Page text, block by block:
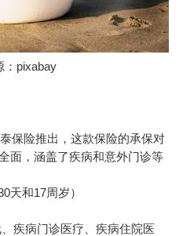
：pixabay
险推出，这款保险的承保对
面，涵盖了疾病和意外门诊等
和17周岁）
病门诊医疗、疾病住院医